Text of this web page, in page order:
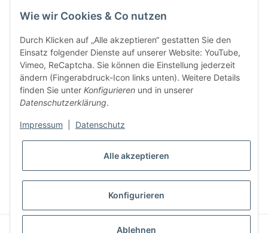
Wie wir Cookies & Co nutzen
Durch Klicken auf „Alle akzeptieren“ gestatten Sie den
Einsatz folgender Dienste auf unserer Website: YouTube,
Vimeo, ReCaptcha. Sie können die Einstellung jederzeit
ändern (Fingerabdruck-Icon links unten). Weitere Details
finden Sie unter Konfigurieren und in unserer
Datenschutzerklärung.
Impressum Datenschutz
Alle akzeptieren
Konfigurieren
Ablehnen
E-Mail-Adresse
Bitte senden Sie mir entsprechend IhrerDatenschutzerklärung regelmäßig
und jederzeit widerruflich Informationen zu Ihrem Produktsortiment per E-
Mail zu.
JTL-Shop|AVIA JTL-Shop Template